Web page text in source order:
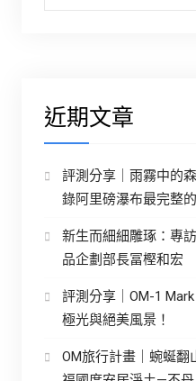
近期文章
評測分享｜雨霧中的
錄阿里磅瀑布最完整
新生而細細雕琢：專
品企劃部長冨樫和宏
評測分享｜OM-1
極光與絕美風景！
OM旅行計畫｜蜿蜒